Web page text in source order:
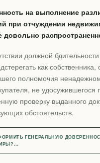
на выполнение
при отчуждении
довольно
должной
как
полномочия
не удосужившегося
проверку выданного
обстоятельств.
ГЕНЕРАЛЬНУЮ